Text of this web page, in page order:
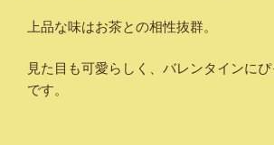
上品な味はお茶との相性抜群。
見た目も可愛らしく、バレンタインに
です。